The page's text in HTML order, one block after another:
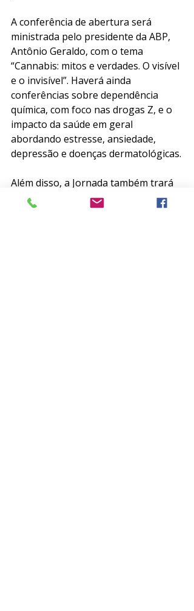
A conferência de abertura será
ministrada pelo presidente da ABP,
Antônio Geraldo, com o tema
“Cannabis: mitos e verdades. O visível
e o invisível”. Haverá ainda
conferências sobre dependência
química, com foco nas drogas Z, e o
impacto da saúde em geral
abordando estresse, ansiedade,
depressão e doenças dermatológicas.
Além disso, a Jornada também trará
discussões sobre os conceitos e
evolução diagnóstica do autismo,